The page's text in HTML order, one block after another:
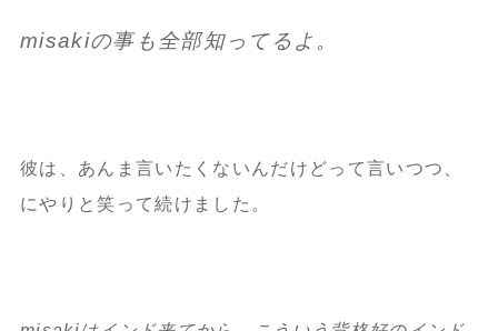
misakiの事も全部知ってるよ。
彼は、あんま言いたくないんだけどって言いつつ、
にやりと笑って続けました。